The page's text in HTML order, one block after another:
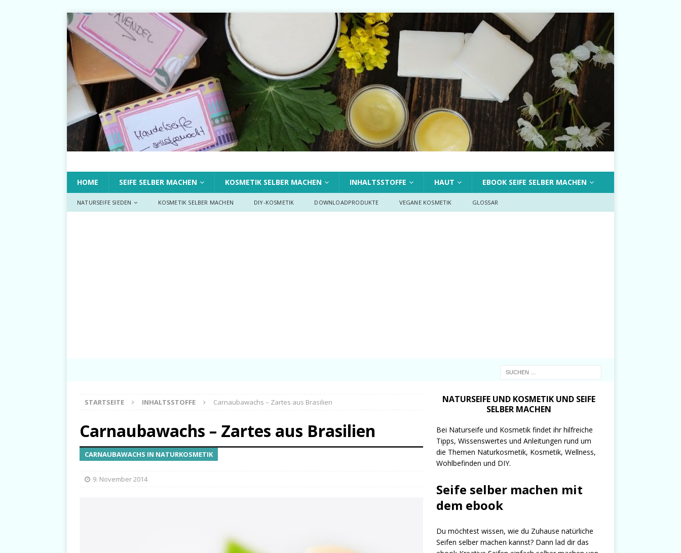
HOME SEIFE SELBER MACHEN KOSMETIK SELBER MACHEN INHALTSSTOFFE HAUT EBOOK SEIFE SELBER MACHEN
NATURSEIFE SIEDEN KOSMETIK SELBER MACHEN DIY-KOSMETIK DOWNLOADPRODUKTE VEGANE KOSMETIK GLOSSAR
STARTSEITE INHALTSSTOFFE Carnaubawachs – Zartes aus Brasilien
Carnaubawachs – Zartes aus Brasilien
CARNAUBAWACHS IN NATURKOSMETIK
9. November 2014
NATURSEIFE UND KOSMETIK UND SEIFE
SELBER MACHEN
Bei Naturseife und Kosmetik findet ihr hilfreiche
Tipps, Wissenswertes und Anleitungen rund um
die Themen Naturkosmetik, Kosmetik, Wellness,
Wohlbefinden und DIY.
Seife selber machen mit
dem ebook
Du möchtest wissen, wie du Zuhause natürliche
Seifen selber machen kannst? Dann lad dir das